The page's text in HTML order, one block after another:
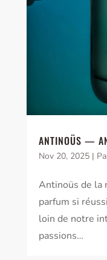
ANTINOÜS —
Nov 20, 2025|
Antinoüs de la
parfum si
loin de notre
passions…